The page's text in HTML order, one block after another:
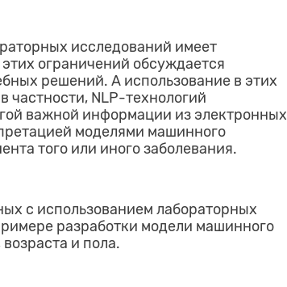
исследований имеет
ограничений обсуждается
решений. А использование в этих
частности, NLP-технологий
важной информации из электронных
моделями машинного
того или иного заболевания.
с использованием лабораторных
разработки модели машинного
и пола.